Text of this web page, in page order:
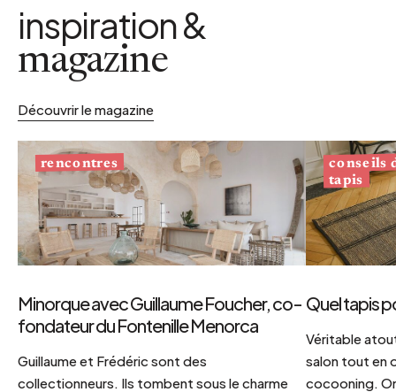
inspiration &
magazine
Découvrir le magazine
rencontres
Minorque avec Guillaume Foucher, co-
fondateur du Fontenille Menorca
Guillaume et Frédéric sont des
collectionneurs. Ils tombent sous le charme
conseils
tapis
Quel tapis
Véritable
salon tout en
cocooning.